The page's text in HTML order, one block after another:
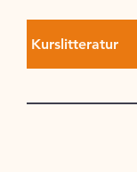
Kurslitteratur